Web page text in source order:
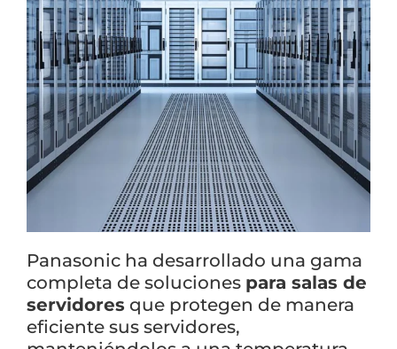
Panasonic ha desarrollado una gama
completa de soluciones para salas de
servidores que protegen de manera
eficiente sus servidores,